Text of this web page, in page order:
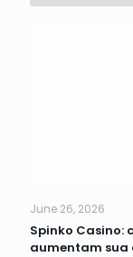
June 26, 2026
Spinko Casino:
aumentam sua